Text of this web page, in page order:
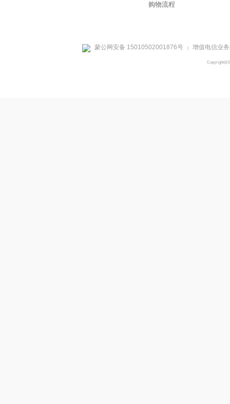
购物流程
蒙公网安备 15010502001876号 | 增值电信业